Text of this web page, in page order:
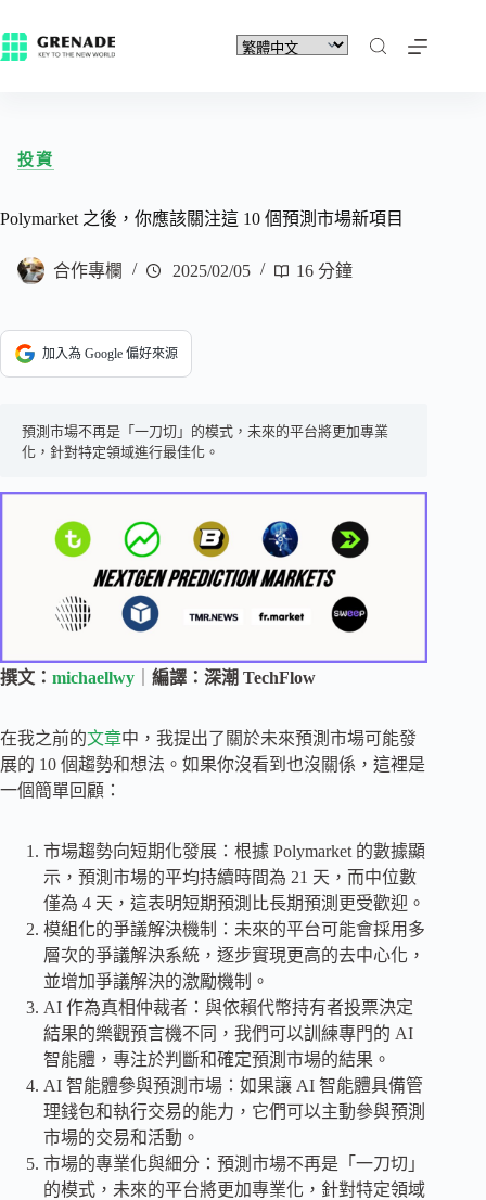
投資
Polymarket 之後，你應該關注這 10 個預測市場新項目
合作專欄 2025/02/05 16 分鐘
加入為 Google 偏好來源
預測市場不再是「一刀切」的模式，未來的平台將更加專業
化，針對特定領域進行最佳化。
撰文： michaellwy 編譯：深潮 TechFlow
在我之前的文章中，我提出了關於未來預測市場可能發
展的 10 個趨勢和想法。如果你沒看到也沒關係，這裡是
一個簡單回顧：
市場趨勢向短期化發展：根據 Polymarket 的數據顯
示，預測市場的平均持續時間為 21 天，而中位數
僅為 4 天，這表明短期預測比長期預測更受歡迎。
模組化的爭議解決機制：未來的平台可能會採用多
層次的爭議解決系統，逐步實現更高的去中心化，
並增加爭議解決的激勵機制。
AI 作為真相仲裁者：與依賴代幣持有者投票決定
結果的樂觀預言機不同，我們可以訓練專門的 AI
智能體，專注於判斷和確定預測市場的結果。
AI 智能體參與預測市場：如果讓 AI 智能體具備管
理錢包和執行交易的能力，它們可以主動參與預測
市場的交易和活動。
市場的專業化與細分：預測市場不再是「一刀切」
的模式，未來的平台將更加專業化，針對特定領域